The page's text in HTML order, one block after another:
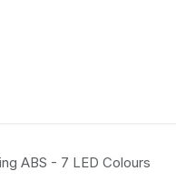
ABS - 7 LED Colours